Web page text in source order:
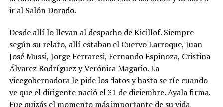
ir al Salón Dorado.
Desde allí lo llevan al despacho de Kicillof. Siempre
según su relato, allí estaban el Cuervo Larroque, Juan
José Mussi, Jorge Ferraresi, Fernando Espinoza, Cristina
Álvarez Rodríguez y Verónica Magario. La
vicegobernadora le pide los datos y hasta se ríe cuando
ve que el dirigente nació el 31 de diciembre. Ayala firma.
Fue quizás el momento más importante de su vida